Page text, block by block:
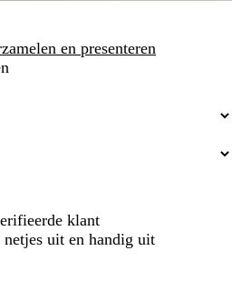
en presenteren
klant
uit en handig uit